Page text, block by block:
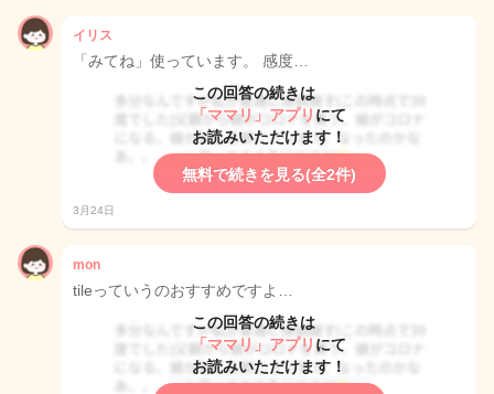
イリス
「みてね」使っています。 感度…
この回答の続きは
「ママリ」アプリ にて
お読みいただけます！
無料で続きを見る(全2件)
3月24日
mon
tileっていうのおすすめですよ…
この回答の続きは
「ママリ」アプリ にて
お読みいただけます！